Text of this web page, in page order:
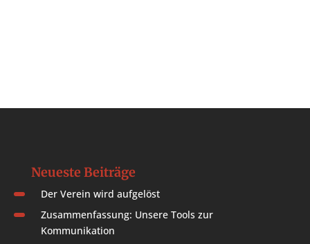
Neueste Beiträge
Der Verein wird aufgelöst
Zusammenfassung: Unsere Tools zur
Kommunikation